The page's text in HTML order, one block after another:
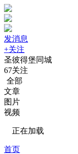
发消息
+关注
圣彼得堡同城
67关注
全部
文章
图片
视频
正在加载
首页